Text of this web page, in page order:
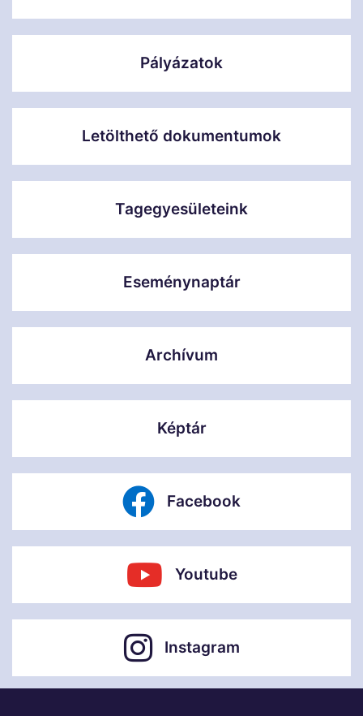
Pályázatok
Letölthető dokumentumok
Tagegyesületeink
Eseménynaptár
Archívum
Képtár
Facebook
Youtube
Instagram